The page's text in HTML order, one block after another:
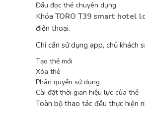
Đầu đọc thẻ chuyên dụng
Khóa TORO T39 smart hotel
điện thoại.
Chỉ cần sử dụng app, chủ khách
Tạo thẻ mới
Xóa thẻ
Phân quyền sử dụng
Cài đặt thời gian hiệu lực của thẻ
Toàn bộ thao tác đều thực hiện